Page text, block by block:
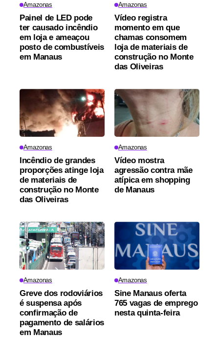
Amazonas
Painel de LED pode
ter causado incêndio
em loja e ameaçou
posto de combustíveis
em Manaus
Amazonas
Vídeo registra
momento em que
chamas consomem
loja de materiais de
construção no Monte
das Oliveiras
Amazonas
Incêndio de grandes
proporções atinge loja
de materiais de
construção no Monte
das Oliveiras
Amazonas
Vídeo mostra
agressão contra mãe
atípica em shopping
de Manaus
Amazonas
Greve dos rodoviários
é suspensa após
confirmação de
pagamento de salários
em Manaus
Amazonas
Sine Manaus oferta
765 vagas de emprego
nesta quinta-feira